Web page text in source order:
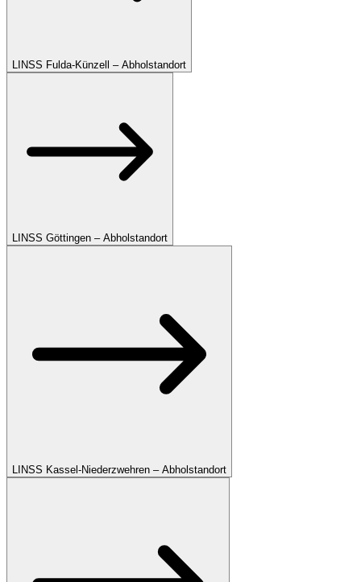
LINSS Fulda-Künzell – Abholstandort
LINSS Göttingen – Abholstandort
LINSS Kassel-Niederzwehren – Abholstandort